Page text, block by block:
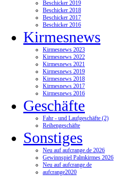
Beschicker 2019
Beschicker 2018
Beschicker 2017
Beschicker 2016
Kirmesnews
Kirmesnews 2023
Kirmesnews 2022
Kirmesnews 2021
Kirmesnews 2019
Kirmesnews 2018
Kirmesnews 2017
Kirmesnews 2016
Geschäfte
Fahr - und Laufgeschäfte (2)
Reihengeschäfte
Sonstiges
Neu auf aufcrange.de 2026
Gewinnspiel Palmkirmes 2026
Neu auf aufcrange.de
aufcrange2020